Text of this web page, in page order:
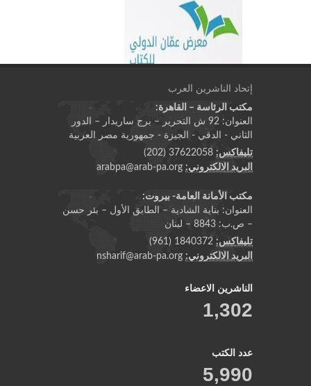
إتحاد الناشرين العرب
مكتب الرئاسة – القاهرة:
العنوان: 92 ش التحرير – برج ساريدار – الدور
الثاني - الدقي - الجيزة - جمهورية مصر العربية
تليفاكس:37622058 (202)
البريد الالكتروني:arabpa@arab-pa.org
مكتب الأمانة العامة- بيروت:
العنوان: بناية الشادية – الطابق الأول – بئر حسن
– ص.ب: 8843 – لبنان
تليفاكس:1840372 (961)
البريد الالكتروني:nsharif@arab-pa.org
الناشرين الاعضاء
1,302
عدد الكتب
5,990